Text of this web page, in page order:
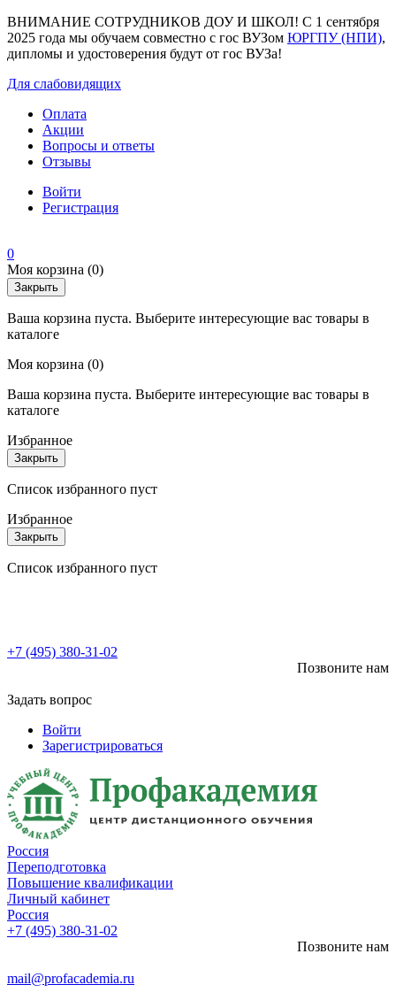
ВНИМАНИЕ СОТРУДНИКОВ ДОУ И ШКОЛ! С 1 сентября
2025 года мы обучаем совместно с гос ВУЗом ЮРГПУ (НПИ),
дипломы и удостоверения будут от гос ВУЗа!
Для слабовидящих
Оплата
Акции
Вопросы и ответы
Отзывы
Войти
Регистрация
0
Моя корзина (0)
Закрыть
Ваша корзина пуста. Выберите интересующие вас товары в
каталоге
Моя корзина (0)
Ваша корзина пуста. Выберите интересующие вас товары в
каталоге
Избранное
Закрыть
Список избранного пуст
Избранное
Закрыть
Список избранного пуст
+7 (495) 380-31-02
Позвоните нам
Задать вопрос
Войти
Зарегистрироваться
Россия
Переподготовка
Повышение квалификации
Личный кабинет
Россия
+7 (495) 380-31-02
Позвоните нам
mail@profacademia.ru